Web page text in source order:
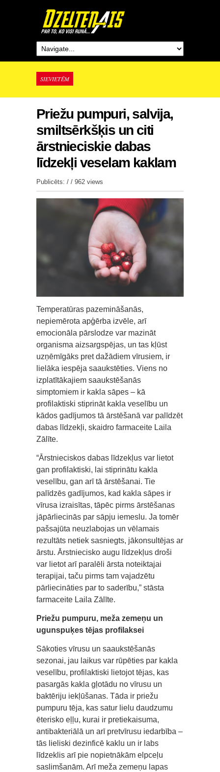
SIEVIETĒM
Priežu pumpuri, salvija,
smiltsērkšķis un citi
ārstnieciskie dabas
līdzekļi veselam kaklam
Publicēts: / / 962 views
Temperatūras pazemināšanās,
nepiemērota apģērba izvēle, arī
emocionāla pārslodze var mazināt
organisma aizsargspējas, un tas kļūst
uzņēmīgāks pret dažādiem vīrusiem, ir
lielāka iespēja saaukstēties. Viens no
izplatītākajiem saaukstēšanās
simptomiem ir kakla sāpes – kā
profilaktiski stiprināt kakla veselību un
kādos gadījumos tā ārstēšanā var palīdzēt
dabas līdzekļi, skaidro farmaceite Laila
Zālīte.
“Ārstnieciskos dabas līdzekļus var lietot
gan profilaktiski, lai stiprinātu kakla
veselību, gan arī tā ārstēšanai. Tie
palīdzēs gadījumos, kad kakla sāpes ir
vīrusa izraisītas, tāpēc pirms ārstēšanas
jāpārliecinās par sāpju iemeslu. Ja tomēr
pašsajūta neuzlabojas un vēlamais
rezultāts netiek sasniegts, jākonsultējas ar
ārstu. Ārstniecisko augu līdzekļus droši
var lietot arī paralēli ārsta noteiktajai
terapijai, taču pirms tam vajadzētu
pārliecināties par to saderību,” stāsta
farmaceite Laila Zālīte.
Priežu pumpuru, meža zemeņu un
ugunspuķes tējas profilaksei
Sākoties vīrusu un saaukstēšanās
sezonai, jau laikus var rūpēties par kakla
veselību, profilaktiski lietojot tējas, kas
pasargās kakla gļotādu no vīrusu un
baktēriju iekļūšanas. Tāda ir priežu
pumpuru tēja, kas satur lielu daudzumu
ēterisko eļļu, kurai ir pretiekaisuma,
antibakteriālā un arī pretvīrusu iedarbība –
tās lieliski dezinficē kaklu un ir labs
līdzeklis arī pie nopietnākām elpceļu
saslimšanām. Arī meža zemeņu lapas